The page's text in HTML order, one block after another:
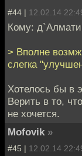
#44 | 12.02.14
Кому:
> Вполне
слегка
Хотелось бы в
Верить в то,
не хочется.
Mofovik »
#45 | 12.02.14